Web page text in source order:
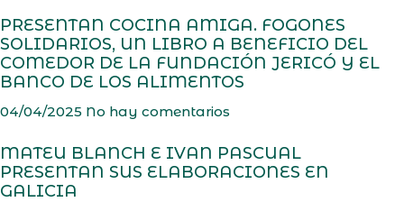
PRESENTAN COCINA AMIGA. FOGONES
SOLIDARIOS, UN LIBRO A BENEFICIO DEL
COMEDOR DE LA FUNDACIÓN JERICÓ Y EL
BANCO DE LOS ALIMENTOS
04/04/2025 No hay comentarios
MATEU BLANCH E IVAN PASCUAL
PRESENTAN SUS ELABORACIONES EN
GALICIA